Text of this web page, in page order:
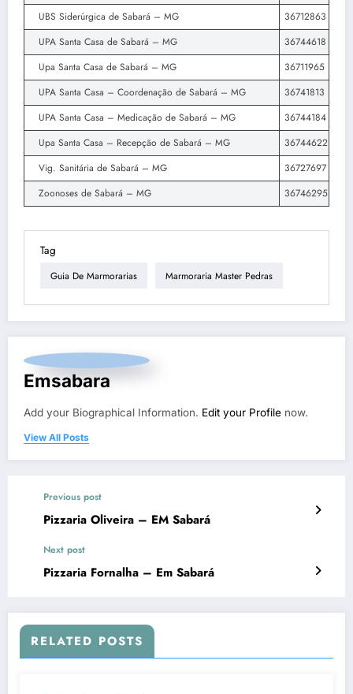
UBS Siderúrgica de Sabará – MG
36712863
UPA Santa Casa de Sabará – MG
36744618
Upa Santa Casa de Sabará – MG
36711965
UPA Santa Casa – Coordenação de Sabará – MG
36741813
UPA Santa Casa – Medicação de Sabará – MG
36744184
Upa Santa Casa – Recepção de Sabará – MG
36744622
Vig. Sanitária de Sabará – MG
36727697
Zoonoses de Sabará – MG
36746295
Tag
Guia De Marmorarias Marmoraria Master Pedras
Emsabara
Add your Biographical Information. Edit your Profile now.
View All Posts
Previous post
Pizzaria Oliveira – EM Sabará
Next post
Pizzaria Fornalha – Em Sabará
RELATED POSTS